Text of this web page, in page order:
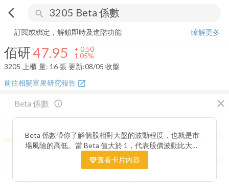
arrow_back_ios search
佰研 47.95+ 1.05%
訂閱或綁定，解鎖即時及進階功能
瞭解更多
佰研47.95 + 0.50
1.05%
3205
上櫃 量: 16張 更新:08/05 收盤
前往相關富果研究報告 open_in_new
Beta 係數 close
info_outline
2
Beta 係數帶你了解個股相對大盤的波動程度，也就是市
場風險的高低。當 Beta 值大於 1，代表股價波動比大盤
更劇烈，屬於高風險高報酬型；若 Beta 值小於 1，則表
示波動相對穩定，抗跌性較強。透過觀察 Beta 值的變化
查看卡片內容